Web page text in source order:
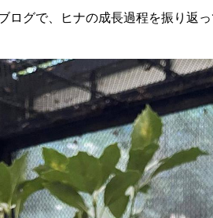
ログで、ヒナの成長過程を振り返